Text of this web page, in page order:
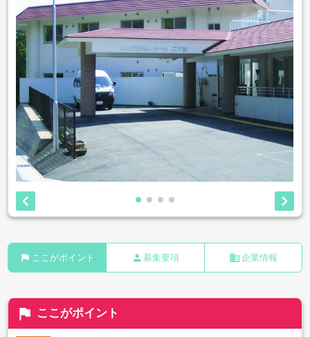
 
flag ここがポイント person 募集要項 business 企業情報
flag ここがポイント